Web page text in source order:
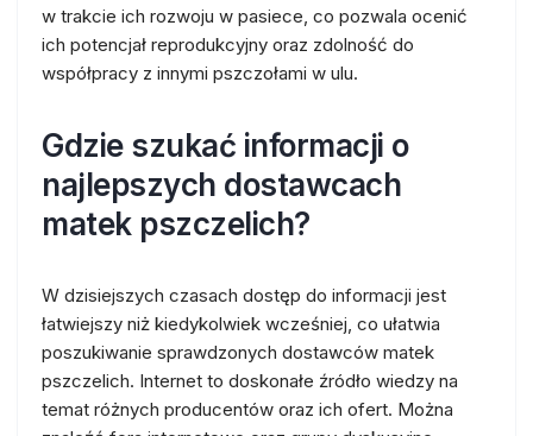
w trakcie ich rozwoju w pasiece, co pozwala ocenić
ich potencjał reprodukcyjny oraz zdolność do
współpracy z innymi pszczołami w ulu.
Gdzie szukać informacji o
najlepszych dostawcach
matek pszczelich?
W dzisiejszych czasach dostęp do informacji jest
łatwiejszy niż kiedykolwiek wcześniej, co ułatwia
poszukiwanie sprawdzonych dostawców matek
pszczelich. Internet to doskonałe źródło wiedzy na
temat różnych producentów oraz ich ofert. Można